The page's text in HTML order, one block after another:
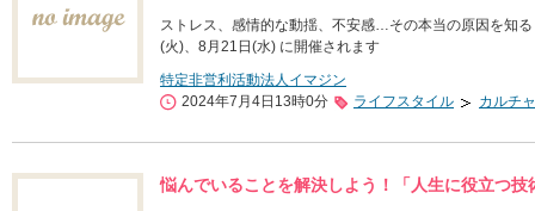
ストレス、感情的な動揺、不安感…その本当の原因を知
(火)、8月21日(水) に開催されます
特定非営利活動法人イマジン
2024年7月4日13時0分
ライフスタイル カルチ
悩んでいることを解決しよう！「人生に役立つ